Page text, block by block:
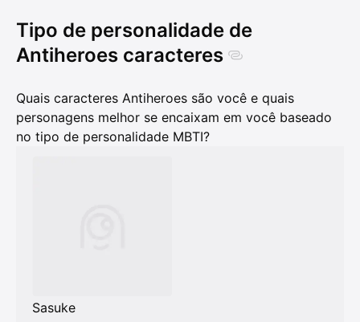
Tipo de personalidade de
Antiheroes caracteres
Quais caracteres Antiheroes são você e quais
personagens melhor se encaixam em você baseado
no tipo de personalidade MBTI?
Sasuke